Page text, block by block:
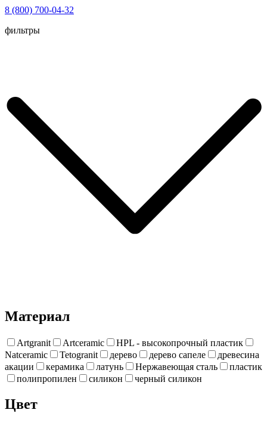
8 (800) 700-04-32
Перейти
фильтры
Материал
Artgranit Artceramic
HPL - высокопрочный пластик
Natceramic
Tetogranit дерево дерево сапеле
древесина
акации
керамика латунь Нержавеющая сталь
пластик
полипропилен
силикон черный силикон
Цвет